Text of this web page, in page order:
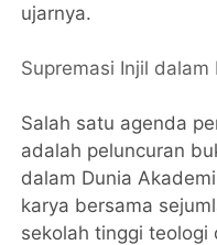
ujarnya.
Supremasi Injil
Salah satu agenda
adalah peluncuran
dalam Dunia
karya bersama
sekolah tinggi teologi